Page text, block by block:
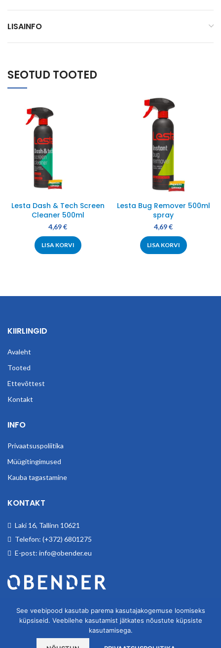
LISAINFO
SEOTUD TOOTED
Lesta Dash & Tech Screen
Cleaner 500ml
4,69€
LISA KORVI
Lesta Bug Remover 500ml
spray
4,69€
LISA KORVI
KIIRLINGID
Avaleht
Tooted
Ettevõttest
Kontakt
INFO
Privaatsuspoliitika
Müügitingimused
Kauba tagastamine
KONTAKT
Laki 16, Tallinn 10621
Telefon: (+372) 6801275
E-post: info@obender.eu
See veebipood kasutab parema kasutajakogemuse loomiseks
küpsiseid. Veebilehe kasutamist jätkates nõustute küpsiste
kasutamisega.